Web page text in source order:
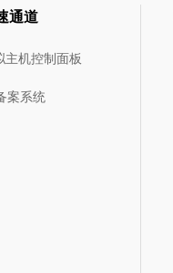
通道
主机控制面板
案系统